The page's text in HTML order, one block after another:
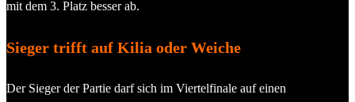
mit dem 3. Platz besser ab.
Sieger trifft auf Kilia oder Weiche
Der Sieger der Partie darf sich im Viertelfinale auf einen